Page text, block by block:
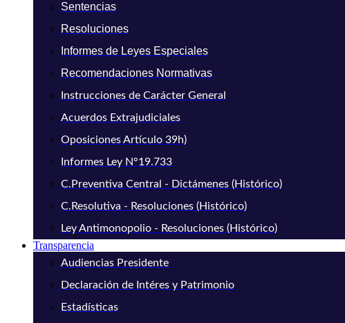
Sentencias
Resoluciones
Informes de Leyes Especiales
Recomendaciones Normativas
Instrucciones de Carácter General
Acuerdos Extrajudiciales
Oposiciones Artículo 39h)
Informes Ley N°19.733
C.Preventiva Central - Dictámenes (Histórico)
C.Resolutiva - Resoluciones (Histórico)
Ley Antimonopolio - Resoluciones (Histórico)
Transparencia
Audiencias Presidente
Declaración de Intéres y Patrimonio
Estadísticas